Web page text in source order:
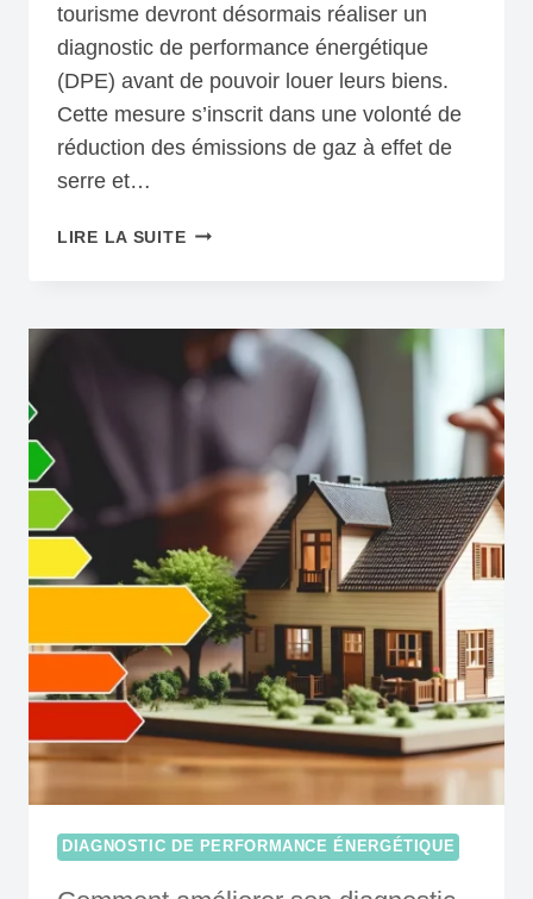
tourisme devront désormais réaliser un
diagnostic de performance énergétique
(DPE) avant de pouvoir louer leurs biens.
Cette mesure s’inscrit dans une volonté de
réduction des émissions de gaz à effet de
serre et…
LIRE LA SUITELE
FINANCES
NOUVELLE
OBLIGATION
DPE
POUR
LES
LOCATIONS
MEUBLÉES
DE
TOURISME
DIAGNOSTIC DE PERFORMANCE ÉNERGÉTIQUE